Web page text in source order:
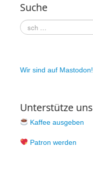
Suche
Wir sind auf Mastodon!
Unterstütze uns
Kaffee ausgeben
Patron werden